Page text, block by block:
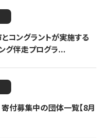
コングラントが実施する
グ伴走プログラ...
付募集中の団体一覧【8月